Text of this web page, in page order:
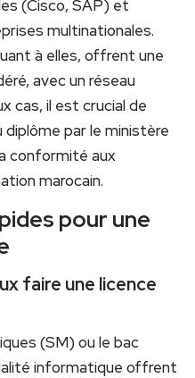
(Cisco, SAP) et
multinationales.
à elles, offrent une
avec un réseau
cas, il est crucial de
par le ministère
conformité aux
marocain.
pour une
faire une licence
(SM) ou le bac
informatique offrent